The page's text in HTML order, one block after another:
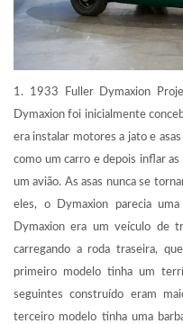
1. 1933 Fuller Dymaxion
Dymaxion foi inicialmente
era instalar motores a jato e
como um carro e depois inflar
um avião. As asas nunca se
eles, o Dymaxion parecia
Dymaxion era um veículo de
carregando a roda traseira,
primeiro modelo tinha um
seguintes construído eram
terceiro modelo tinha uma